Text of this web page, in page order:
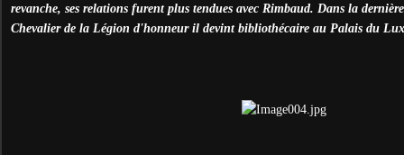
revanche, ses relations furent plus tendues avec Rimbaud. Dans la
Chevalier de la Légion d'honneur il devint bibliothécaire au Palais du